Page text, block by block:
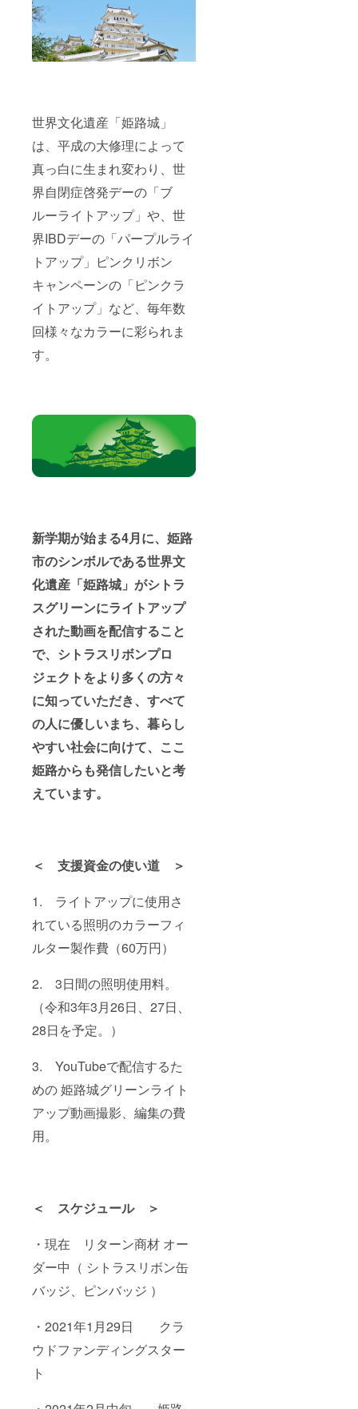
世界文化遺産「姫路城」
は、平成の大修理によって
真っ白に生まれ変わり、世
界自閉症啓発デーの「ブ
ルーライトアップ」や、世
界IBDデーの「パープルライ
トアップ」ピンクリボン
キャンペーンの「ピンクラ
イトアップ」など、毎年数
回様々なカラーに彩られま
す。
新学期が始まる4月に、 姫路
市のシンボルである世界文
化遺産「姫路城」がシトラ
スグリーンにライトアップ
された動画を配信すること
で、 シトラスリボンプロ
ジェクトをより多くの方々
に知っていただき、 すべて
の人に優しいまち、暮らし
やすい社会に向けて、ここ
姫路からも発信したいと考
えています。
＜ 支援資金の使い道 ＞
1. ライトアップに使用さ
れている照明のカラーフィ
ルター製作費（60万円）
2. 3日間の照明使用料。
（令和3年3月26日、27日、
28日を予定。）
3. YouTubeで配信するた
めの 姫路城グリーンライト
アップ動画撮影、編集の費
用。
＜ スケジュール ＞
・現在 リターン商材 オー
ダー中（ シトラスリボン缶
バッジ、ピンバッジ ）
・2021年1月29日 クラ
ウドファンディングスター
ト